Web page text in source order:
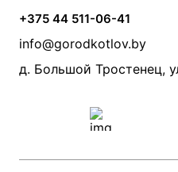
Камины и печи
Дымоходы
Акции
Производители
Монтаж систем отопления
Прайс по монтажу систем
Проект систем отопления
+375 44 511-06-41
info@gorodkotlov.by
д. Большой Тростенец,